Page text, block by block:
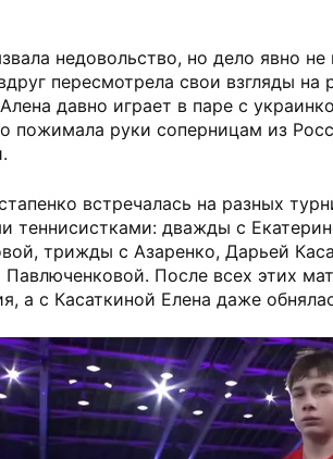
недовольство, но дело явно не
пересмотрела свои взгляды на
давно играет в паре с
пожимала руки соперницам из
встречалась на разных
теннисистками: дважды с
трижды с Азаренко, Дарьей
Павлюченковой. После всех этих
а с Касаткиной Елена даже